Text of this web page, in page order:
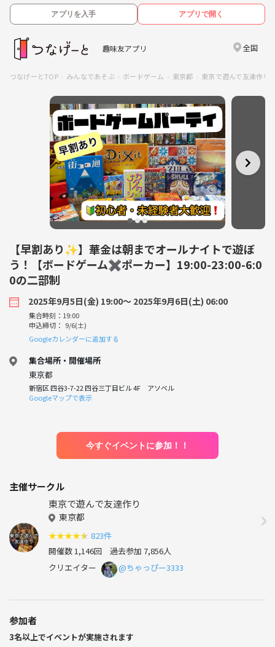
アプリを入手 アプリで開く
趣味友アプリ 全国
つなげーとTOP みんなであそぶ ボードゲーム 東京都 東京で遊んで友達作り
【早割あり✨】華金は朝までオールナイトで遊ぼ
う！【ボードゲーム✖️ポーカー】19:00-23:00-6:0
0の二部制
2025年9月5日(金) 19:00〜 2025年9月6日(土) 06:00
集合時刻：19:00
申込締切： 9/6(土)
Googleカレンダーに追加する
集合場所・開催場所
東京都
新宿区 四谷3-7-22 四谷三丁目ビル 4F アソベル
Googleマップで表示
今すぐイベントに参加！！
主催サークル
東京で遊んで友達作り
東京都
★★★★★ 823件
開催数 1,146回 過去参加 7,856人
クリエイター
@ちゃっぴー3333
参加者
3名以上でイベントが実施されます